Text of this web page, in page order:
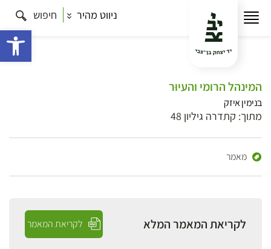
ניווט מהיר חיפוש
המינהל הרומי והעיוּר
בנימין איזק
מתוך: קתדרה גיליון 48
מאמר
לקריאת המאמר המלא לקריאת המאמר